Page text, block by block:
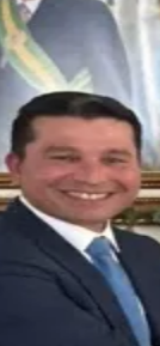
CotiaPirapora